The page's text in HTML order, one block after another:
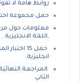
روابط هامة لا
حمل مجموعة
معلومات حول
,اللغة الانجليزية .
حمل 15
انجليزية.
المراجعة
الثاني